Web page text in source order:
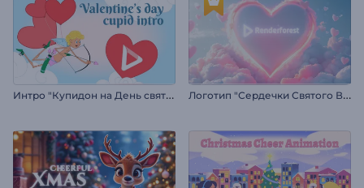
И
нтро "Купидон на День святого Валентина" Л
оготип "Сердечки Святого Валентина"